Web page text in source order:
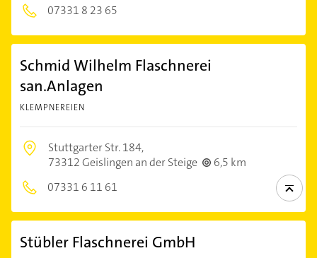
07331 8 23 65
Schmid Wilhelm Flaschnerei
san.Anlagen
KLEMPNEREIEN
Stuttgarter Str. 184,
73312 Geislingen an der Steige
6,5 km
07331 6 11 61
Stübler Flaschnerei GmbH